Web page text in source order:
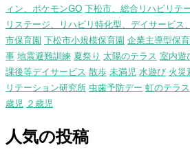
ィン、ポケモンGO 下松市、総合リハビリテ
リステージ、リハビリ特化型、デイサービス
市保育園 下松市小規模保育園 企業主導型保
事 地震避難訓練 夏祭り 太陽のテラス 室内遊
課後等デイサービス 散歩 未満児 水遊び 火災
リテーション研究所 虫歯予防デー 虹のテラス
歳児 ２歳児
人気の投稿